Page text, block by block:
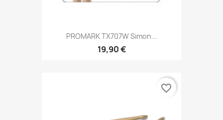
PROMARK TX707W Simon...
19,90 €
favorite_border